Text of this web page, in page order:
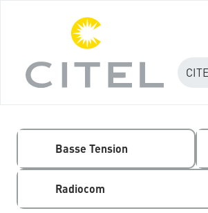
Basse Tension
Radiocom